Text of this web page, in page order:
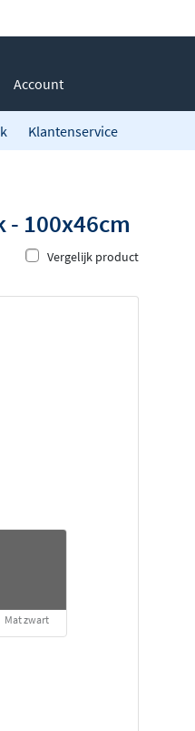
Account
Klantenservice
100x46cm
Vergelijk product
Mat zwart